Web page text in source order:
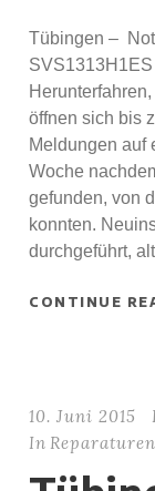
Tübingen –
öffnen sich bis
Meldungen auf
Woche
gefunden, von
konnten.
durchgeführt,
CONTINUE
10. Juni 2015
In